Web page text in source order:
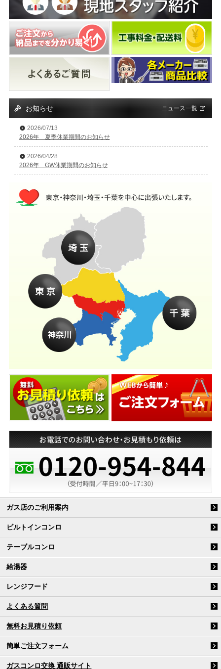
お知らせ ニュース一覧
2026/07/13
2026年 夏季休業期間のお知らせ
2026/04/28
2026年 GW休業期間のお知らせ
ガス店のご利用案内
ビルトインコンロ
テーブルコンロ
給湯器
レンジフード
よくある質問
無料お見積り依頼
簡単ご注文フォーム
ガスコンロ交換 通販サイト